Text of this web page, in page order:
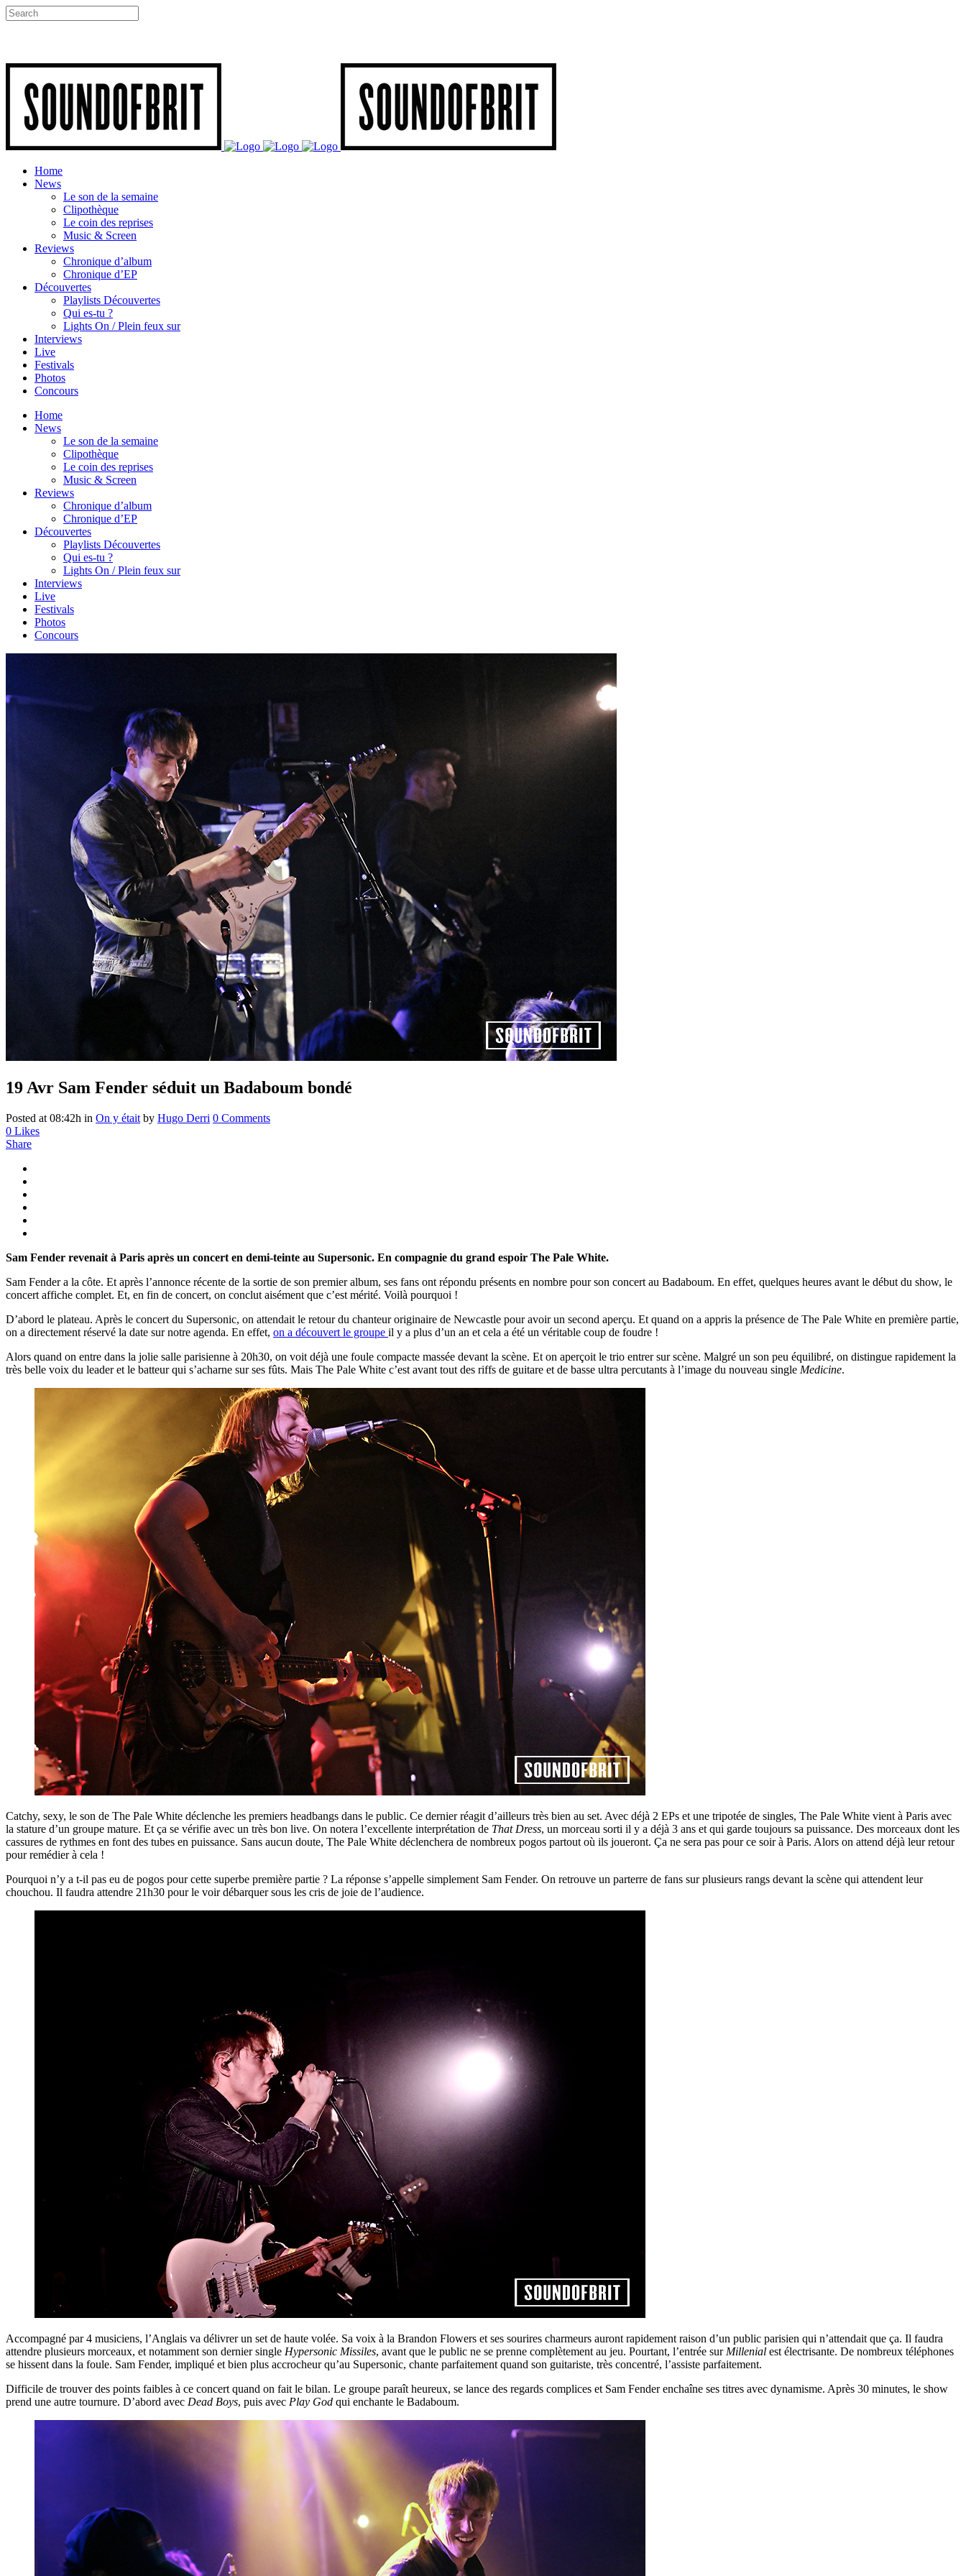
Home
News
Le son de la semaine
Clipothèque
Le coin des reprises
Music & Screen
Reviews
Chronique d’album
Chronique d’EP
Découvertes
Playlists Découvertes
Qui es-tu ?
Lights On / Plein feux sur
Interviews
Live
Festivals
Photos
Concours
Home
News
Le son de la semaine
Clipothèque
Le coin des reprises
Music & Screen
Reviews
Chronique d’album
Chronique d’EP
Découvertes
Playlists Découvertes
Qui es-tu ?
Lights On / Plein feux sur
Interviews
Live
Festivals
Photos
Concours
19 Avr Sam Fender séduit un Badaboum bondé
Posted at 08:42h in On y était by Hugo Derri 0 Comments
0 Likes
Share
Sam Fender revenait à Paris après un concert en demi-teinte au Supersonic. En compagnie du grand espoir The Pale White.
Sam Fender a la côte. Et après l’annonce récente de la sortie de son premier album, ses fans ont répondu présents en nombre pour son concert au Badaboum. En effet, quelques heures avant le début du show, le
concert affiche complet. Et, en fin de concert, on conclut aisément que c’est mérité. Voilà pourquoi !
D’abord le plateau. Après le concert du Supersonic, on attendait le retour du chanteur originaire de Newcastle pour avoir un second aperçu. Et quand on a appris la présence de The Pale White en première partie,
on a directement réservé la date sur notre agenda. En effet, on a découvert le groupe il y a plus d’un an et cela a été un véritable coup de foudre !
Alors quand on entre dans la jolie salle parisienne à 20h30, on voit déjà une foule compacte massée devant la scène. Et on aperçoit le trio entrer sur scène. Malgré un son peu équilibré, on distingue rapidement la
très belle voix du leader et le batteur qui s’acharne sur ses fûts. Mais The Pale White c’est avant tout des riffs de guitare et de basse ultra percutants à l’image du nouveau single Medicine.
Catchy, sexy, le son de The Pale White déclenche les premiers headbangs dans le public. Ce dernier réagit d’ailleurs très bien au set. Avec déjà 2 EPs et une tripotée de singles, The Pale White vient à Paris avec
la stature d’un groupe mature. Et ça se vérifie avec un très bon live. On notera l’excellente interprétation de That Dress, un morceau sorti il y a déjà 3 ans et qui garde toujours sa puissance. Des morceaux dont les
cassures de rythmes en font des tubes en puissance. Sans aucun doute, The Pale White déclenchera de nombreux pogos partout où ils joueront. Ça ne sera pas pour ce soir à Paris. Alors on attend déjà leur retour
pour remédier à cela !
Pourquoi n’y a t-il pas eu de pogos pour cette superbe première partie ? La réponse s’appelle simplement Sam Fender. On retrouve un parterre de fans sur plusieurs rangs devant la scène qui attendent leur
chouchou. Il faudra attendre 21h30 pour le voir débarquer sous les cris de joie de l’audience.
Accompagné par 4 musiciens, l’Anglais va délivrer un set de haute volée. Sa voix à la Brandon Flowers et ses sourires charmeurs auront rapidement raison d’un public parisien qui n’attendait que ça. Il faudra
attendre plusieurs morceaux, et notamment son dernier single Hypersonic Missiles, avant que le public ne se prenne complètement au jeu. Pourtant, l’entrée sur Millenial est électrisante. De nombreux téléphones
se hissent dans la foule. Sam Fender, impliqué et bien plus accrocheur qu’au Supersonic, chante parfaitement quand son guitariste, très concentré, l’assiste parfaitement.
Difficile de trouver des points faibles à ce concert quand on fait le bilan. Le groupe paraît heureux, se lance des regards complices et Sam Fender enchaîne ses titres avec dynamisme. Après 30 minutes, le show
prend une autre tournure. D’abord avec Dead Boys, puis avec Play God qui enchante le Badaboum.